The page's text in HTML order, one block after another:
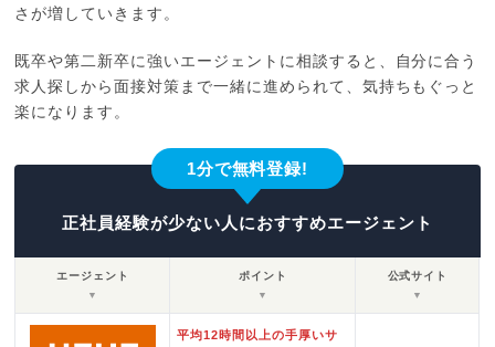
さが増していきます。
既卒や第二新卒に強いエージェントに相談すると、自分に合う
求人探しから面接対策まで一緒に進められて、気持ちもぐっと
楽になります。
1分で無料登録!
正社員経験が少ない人におすすめエージェント
エージェント
▼
ポイント
▼
公式サイト
▼
平均12時間以上の手厚いサ